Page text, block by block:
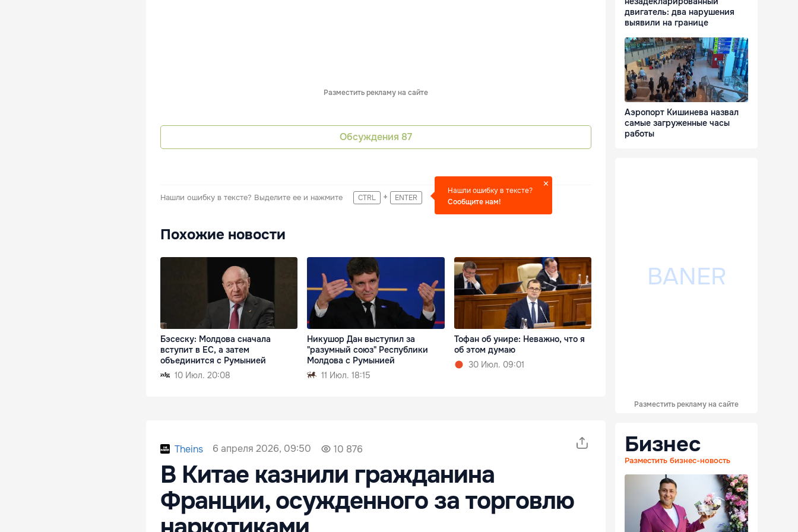
Разместить рекламу на сайте
Обсуждения 87
Нашли ошибку в тексте? Выделите ее и нажмите CTRL + ENTER
Нашли ошибку в тексте?
Сообщите нам!
Похожие новости
Бэсеску: Молдова сначала
вступит в ЕС, а затем
объединится с Румынией
10 Июл. 20:08
Никушор Дан выступил за
"разумный союз" Республики
Молдова с Румынией
11 Июл. 18:15
Тофан об унире: Неважно, что я
об этом думаю
30 Июл. 09:01
Theins 6 апреля 2026, 09:50 10 876
В Китае казнили гражданина
Франции, осужденного за торговлю
двигатель: два нарушения
выявили на границе
Аэропорт Кишинева назвал
самые загруженные часы
работы
Разместить рекламу на сайте
Бизнес
Разместить бизнес-новость